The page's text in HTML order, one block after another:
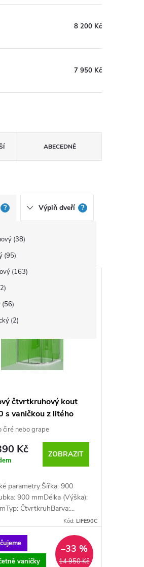
8 200 Kč
7 950 Kč
ABECEDNĚ
?
38
95
163
2
56
2
Výplň dveří ?
vaničky
čtvrtkruhový kout
s vaničkou z litého
čiré nebo grape
Kč ZOBRAZIT
parametry:Šířka: 900
900 mmDélka (Výška):
ČtvrtkruhBarva:...
Kód: LIFE90C
vaničky
14 950 Kč
–33 %